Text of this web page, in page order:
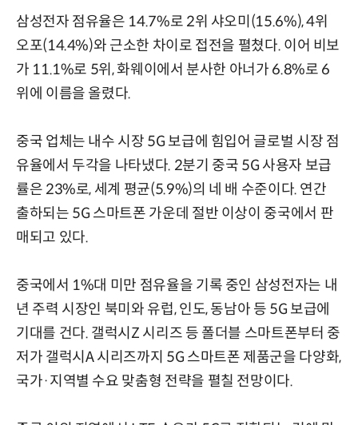
삼성전자 점유율은 14.7%로 2위 샤오미(15.6%), 4위
오포(14.4%)와 근소한 차이로 접전을 펼쳤다. 이어 비보
가 11.1%로 5위, 화웨이에서 분사한 아너가 6.8%로 6
위에 이름을 올렸다.
중국 업체는 내수 시장 5G 보급에 힘입어 글로벌 시장 점
유율에서 두각을 나타냈다. 2분기 중국 5G 사용자 보급
률은 23%로, 세계 평균(5.9%)의 네 배 수준이다. 연간
출하되는 5G 스마트폰 가운데 절반 이상이 중국에서 판
매되고 있다.
중국에서 1%대 미만 점유율을 기록 중인 삼성전자는 내
년 주력 시장인 북미와 유럽, 인도, 동남아 등 5G 보급에
기대를 건다. 갤럭시Z 시리즈 등 폴더블 스마트폰부터 중
저가 갤럭시A 시리즈까지 5G 스마트폰 제품군을 다양화,
국가·지역별 수요 맞춤형 전략을 펼칠 전망이다.